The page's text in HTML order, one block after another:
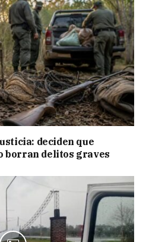
deciden que
borran delitos graves